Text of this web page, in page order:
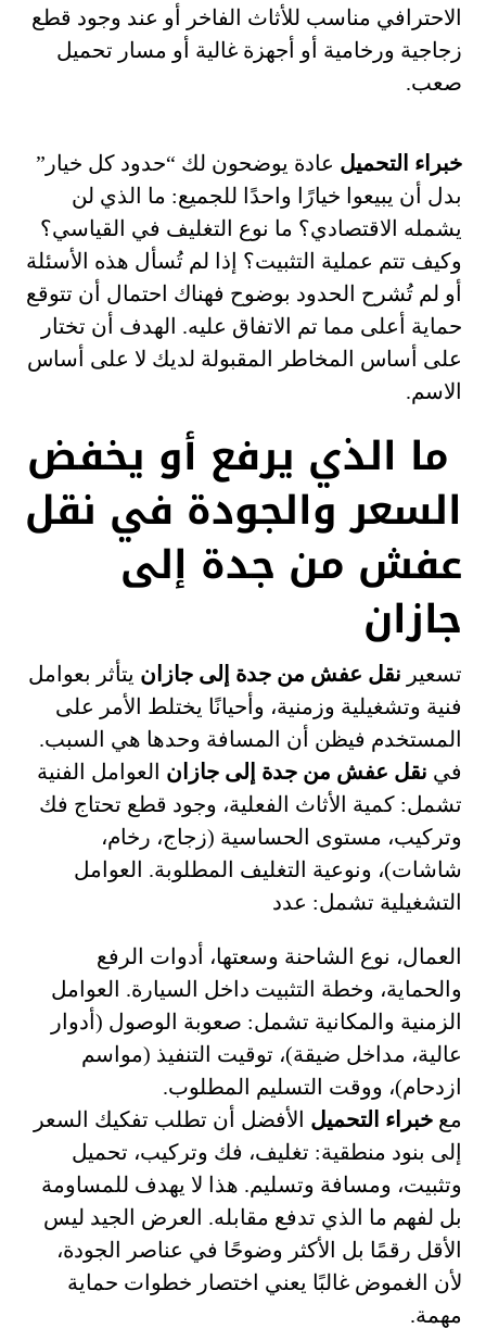
الاحترافي مناسب للأثاث الفاخر أو عند وجود قطع
زجاجية ورخامية أو أجهزة غالية أو مسار تحميل
صعب.
خبراء التحميل عادة يوضحون لك “حدود كل خيار”
بدل أن يبيعوا خيارًا واحدًا للجميع: ما الذي لن
يشمله الاقتصادي؟ ما نوع التغليف في القياسي؟
وكيف تتم عملية التثبيت؟ إذا لم تُسأل هذه الأسئلة
أو لم تُشرح الحدود بوضوح فهناك احتمال أن تتوقع
حماية أعلى مما تم الاتفاق عليه. الهدف أن تختار
على أساس المخاطر المقبولة لديك لا على أساس
الاسم.
ما الذي يرفع أو يخفض
السعر والجودة في نقل
عفش من جدة إلى
جازان
تسعير نقل عفش من جدة إلى جازان يتأثر بعوامل
فنية وتشغيلية وزمنية، وأحيانًا يختلط الأمر على
المستخدم فيظن أن المسافة وحدها هي السبب.
في نقل عفش من جدة إلى جازان العوامل الفنية
تشمل: كمية الأثاث الفعلية، وجود قطع تحتاج فك
وتركيب، مستوى الحساسية (زجاج، رخام،
شاشات)، ونوعية التغليف المطلوبة. العوامل
التشغيلية تشمل: عدد
العمال، نوع الشاحنة وسعتها، أدوات الرفع
والحماية، وخطة التثبيت داخل السيارة. العوامل
الزمنية والمكانية تشمل: صعوبة الوصول (أدوار
عالية، مداخل ضيقة)، توقيت التنفيذ (مواسم
ازدحام)، ووقت التسليم المطلوب.
معخبراء التحميل الأفضل أن تطلب تفكيك السعر
إلى بنود منطقية: تغليف، فك وتركيب، تحميل
وتثبيت، ومسافة وتسليم. هذا لا يهدف للمساومة
بل لفهم ما الذي تدفع مقابله. العرض الجيد ليس
الأقل رقمًا بل الأكثر وضوحًا في عناصر الجودة،
لأن الغموض غالبًا يعني اختصار خطوات حماية
مهمة.